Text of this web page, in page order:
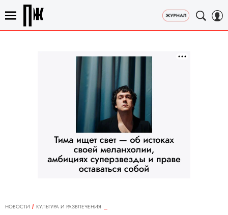
НОВОСТИ
КУЛЬТУРА И РАЗВЛЕЧЕНИЯ